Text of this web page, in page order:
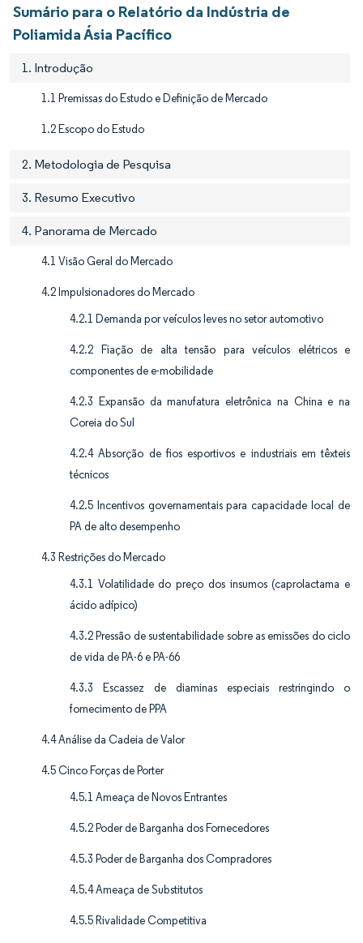
Sumário para o Relatório da Indústria de
Poliamida Ásia Pacífico
1. Introdução
1.1 Premissas do Estudo e Definição de Mercado
1.2 Escopo do Estudo
2. Metodologia de Pesquisa
3. Resumo Executivo
4. Panorama de Mercado
4.1 Visão Geral do Mercado
4.2 Impulsionadores do Mercado
4.2.1 Demanda por veículos leves no setor automotivo
4.2.2 Fiação de alta tensão para veículos elétricos e
componentes de e-mobilidade
4.2.3 Expansão da manufatura eletrônica na China e na
Coreia do Sul
4.2.4 Absorção de fios esportivos e industriais em têxteis
técnicos
4.2.5 Incentivos governamentais para capacidade local de
PA de alto desempenho
4.3 Restrições do Mercado
4.3.1 Volatilidade do preço dos insumos (caprolactama e
ácido adípico)
4.3.2 Pressão de sustentabilidade sobre as emissões do ciclo
de vida de PA-6 e PA-66
4.3.3 Escassez de diaminas especiais restringindo o
fornecimento de PPA
4.4 Análise da Cadeia de Valor
4.5 Cinco Forças de Porter
4.5.1 Ameaça de Novos Entrantes
4.5.2 Poder de Barganha dos Fornecedores
4.5.3 Poder de Barganha dos Compradores
4.5.4 Ameaça de Substitutos
4.5.5 Rivalidade Competitiva